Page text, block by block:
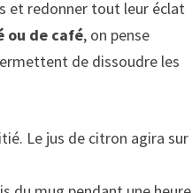
et redonner tout leur éclat
ou de café, on pense
de dissoudre les
Le jus de citron agira sur